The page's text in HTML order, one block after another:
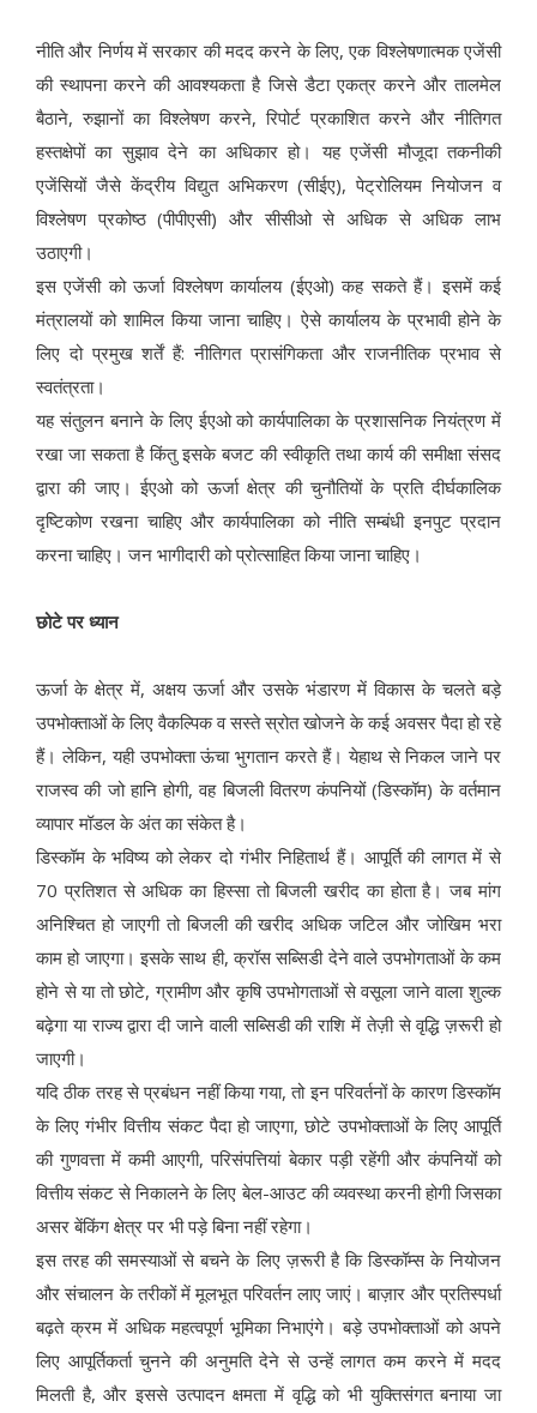
नीति और निर्णय में सरकार की मदद करने के लिए, एक विश्लेषणात्मक एजेंसी
की स्थापना करने की आवश्यकता है जिसे डैटा एकत्र करने और तालमेल
बैठाने, रुझानों का विश्लेषण करने, रिपोर्ट प्रकाशित करने और नीतिगत
हस्तक्षेपों का सुझाव देने का अधिकार हो। यह एजेंसी मौजूदा तकनीकी
एजेंसियों जैसे केंद्रीय विद्युत अभिकरण (सीईए), पेट्रोलियम नियोजन व
विश्लेषण प्रकोष्ठ (पीपीएसी) और सीसीओ से अधिक से अधिक लाभ
उठाएगी।
इस एजेंसी को ऊर्जा विश्लेषण कार्यालय (ईएओ) कह सकते हैं। इसमें कई
मंत्रालयों को शामिल किया जाना चाहिए। ऐसे कार्यालय के प्रभावी होने के
लिए दो प्रमुख शर्तें हैं: नीतिगत प्रासंगिकता और राजनीतिक प्रभाव से
स्वतंत्रता।
यह संतुलन बनाने के लिए ईएओ को कार्यपालिका के प्रशासनिक नियंत्रण में
रखा जा सकता है किंतु इसके बजट की स्वीकृति तथा कार्य की समीक्षा संसद
द्वारा की जाए। ईएओ को ऊर्जा क्षेत्र की चुनौतियों के प्रति दीर्घकालिक
दृष्टिकोण रखना चाहिए और कार्यपालिका को नीति सम्बंधी इनपुट प्रदान
करना चाहिए। जन भागीदारी को प्रोत्साहित किया जाना चाहिए।
छोटे पर ध्यान
ऊर्जा के क्षेत्र में, अक्षय ऊर्जा और उसके भंडारण में विकास के चलते बड़े
उपभोक्ताओं के लिए वैकल्पिक व सस्ते स्रोत खोजने के कई अवसर पैदा हो रहे
हैं। लेकिन, यही उपभोक्ता ऊंचा भुगतान करते हैं। येहाथ से निकल जाने पर
राजस्व की जो हानि होगी, वह बिजली वितरण कंपनियों (डिस्कॉम) के वर्तमान
व्यापार मॉडल के अंत का संकेत है।
डिस्कॉम के भविष्य को लेकर दो गंभीर निहितार्थ हैं। आपूर्ति की लागत में से
70 प्रतिशत से अधिक का हिस्सा तो बिजली खरीद का होता है। जब मांग
अनिश्चित हो जाएगी तो बिजली की खरीद अधिक जटिल और जोखिम भरा
काम हो जाएगा। इसके साथ ही, क्रॉस सब्सिडी देने वाले उपभोगताओं के कम
होने से या तो छोटे, ग्रामीण और कृषि उपभोगताओं से वसूला जाने वाला शुल्क
बढ़ेगा या राज्य द्वारा दी जाने वाली सब्सिडी की राशि में तेज़ी से वृद्धि ज़रूरी हो
जाएगी।
यदि ठीक तरह से प्रबंधन नहीं किया गया, तो इन परिवर्तनों के कारण डिस्कॉम
के लिए गंभीर वित्तीय संकट पैदा हो जाएगा, छोटे उपभोक्ताओं के लिए आपूर्ति
की गुणवत्ता में कमी आएगी, परिसंपत्तियां बेकार पड़ी रहेंगी और कंपनियों को
वित्तीय संकट से निकालने के लिए बेल-आउट की व्यवस्था करनी होगी जिसका
असर बेंकिंग क्षेत्र पर भी पड़े बिना नहीं रहेगा।
इस तरह की समस्याओं से बचने के लिए ज़रूरी है कि डिस्कॉम्स के नियोजन
और संचालन के तरीकों में मूलभूत परिवर्तन लाए जाएं। बाज़ार और प्रतिस्पर्धा
बढ़ते क्रम में अधिक महत्वपूर्ण भूमिका निभाएंगे। बड़े उपभोक्ताओं को अपने
लिए आपूर्तिकर्ता चुनने की अनुमति देने से उन्हें लागत कम करने में मदद
मिलती है, और इससे उत्पादन क्षमता में वृद्धि को भी युक्तिसंगत बनाया जा